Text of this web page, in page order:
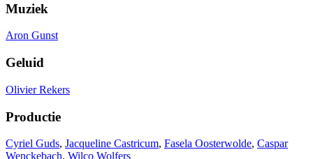
Muziek
Aron Gunst
Geluid
Olivier Rekers
Productie
Cyriel Guds, Jacqueline Castricum, Fasela Oosterwolde, Caspar
Wenckebach, Wilco Wolfers